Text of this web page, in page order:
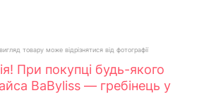
товару може відрізнятися від фотографії
При покупці будь-якого
BaByliss — гребінець у